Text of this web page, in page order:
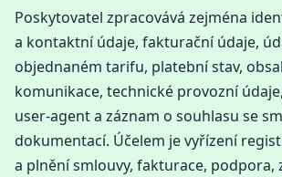
Poskytovatel zpracovává zejména
a kontaktní údaje, fakturační údaje,
objednaném tarifu, platební stav,
komunikace, technické provozní
user-agent a záznam o souhlasu se
dokumentací. Účelem je vyřízení
a plnění smlouvy, fakturace, podpora,